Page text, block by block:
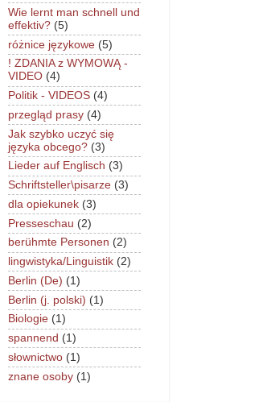
Wie lernt man schnell und
effektiv? (5)
różnice językowe (5)
! ZDANIA z WYMOWĄ -
VIDEO (4)
Politik - VIDEOS (4)
przegląd prasy (4)
Jak szybko uczyć się
języka obcego? (3)
Lieder auf Englisch (3)
Schriftsteller\pisarze (3)
dla opiekunek (3)
Presseschau (2)
berühmte Personen (2)
lingwistyka/Linguistik (2)
Berlin (De) (1)
Berlin (j. polski) (1)
Biologie (1)
spannend (1)
słownictwo (1)
znane osoby (1)